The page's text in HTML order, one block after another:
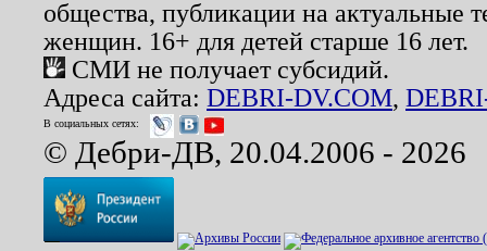
общества, публикации на актуальные
женщин. 16+ для детей старше 16 лет.
СМИ не получает субсидий.
Адреса сайта: DEBRI-DV.COM,
В социальных сетях:
© Дебри-ДВ, 20.04.2006 - 2026